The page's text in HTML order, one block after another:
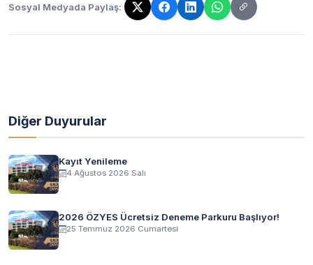
Sosyal Medyada Paylaş:
Bağlantı kopyalandı!
Diğer Duyurular
Kayıt Yenileme
4 Ağustos 2026 Salı
2026 ÖZYES Ücretsiz Deneme Parkuru Başlıyor!
25 Temmuz 2026 Cumartesi